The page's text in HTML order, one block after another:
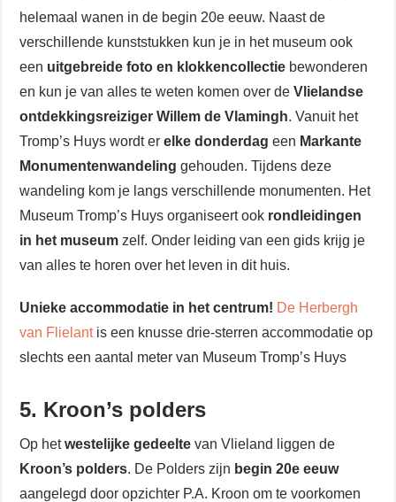
helemaal wanen in de begin 20e eeuw. Naast de
verschillende kunststukken kun je in het museum ook
een uitgebreide foto en klokkencollectie bewonderen
en kun je van alles te weten komen over deVlielandse
ontdekkingsreiziger Willem de Vlamingh. Vanuit het
Tromp’s Huys wordt erelke donderdag een Markante
Monumentenwandeling gehouden. Tijdens deze
wandeling kom je langs verschillende monumenten. Het
Museum Tromp’s Huys organiseert ook rondleidingen
in het museum zelf. Onder leiding van een gids krijg je
van alles te horen over het leven in dit huis.
Unieke accommodatie in het centrum! De Herbergh
van Flielantis een knusse drie-sterren accommodatie op
slechts een aantal meter van Museum Tromp’s Huys
5. Kroon’s polders
Op hetwestelijke gedeelte van Vlieland liggen de
Kroon’s polders. De Polders zijn begin 20e eeuw
aangelegd door opzichter P.A. Kroon om te voorkomen